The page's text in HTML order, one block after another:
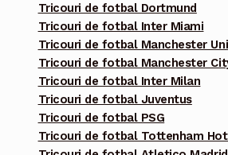
Tricouri de fotbal Dortmund
Tricouri de fotbal Inter Miami
Tricouri de fotbal Manchester
Tricouri de fotbal Manchester
Tricouri de fotbal Inter Milan
Tricouri de fotbal Juventus
Tricouri de fotbal PSG
Tricouri de fotbal Tottenham